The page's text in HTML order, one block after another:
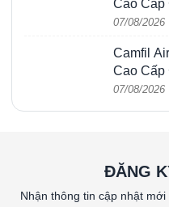
Cao Cấp
FFU &
07/08/2026
Camfil
Cao Cấp
Phòng
07/08/2026
ĐĂNG
Nhận thông tin cập nhật